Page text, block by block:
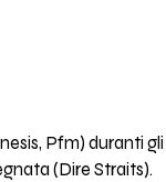
Pfm) duranti
(Dire Straits).